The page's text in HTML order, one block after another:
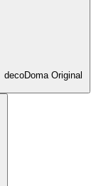
decoDoma Original